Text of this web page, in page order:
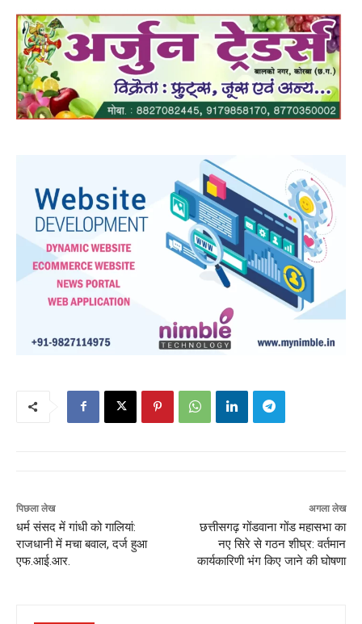
पिछला लेख
धर्म संसद में गांधी को गालियां:
राजधानी में मचा बवाल, दर्ज हुआ
एफ.आई.आर.
अगला लेख
छत्तीसगढ़ गोंडवाना गोंड महासभा का
नए सिरे से गठन शीघ्र: वर्तमान
कार्यकारिणी भंग किए जाने की घोषणा